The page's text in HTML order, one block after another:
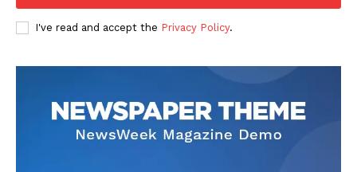
I've read and accept the Privacy Policy.